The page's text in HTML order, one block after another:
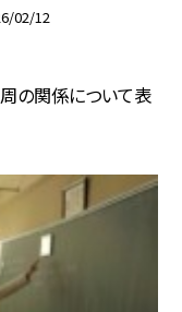
02/12
周の関係について表